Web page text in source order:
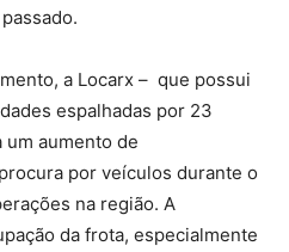
a Locarx – que possui
espalhadas por 23
aumento de
por veículos durante o
na região. A
da frota, especialmente